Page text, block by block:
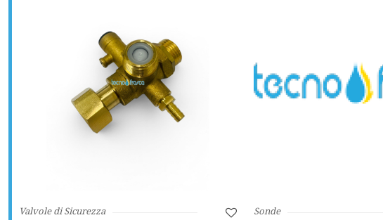
Valvole di Sicurezza Sonde